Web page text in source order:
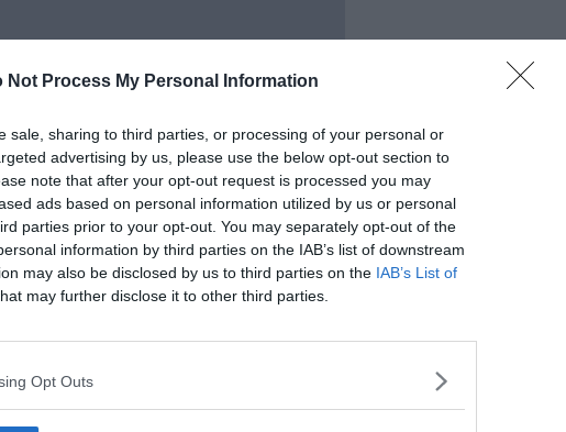
Not Process My Personal Information
sale, sharing to third parties, or processing of your personal or
advertising by us, please use the below opt-out section to
note that after your opt-out request is processed you may
ads based on personal information utilized by us or personal
parties prior to your opt-out. You may separately opt-out of the
information by third parties on the IAB’s list of downstream
may also be disclosed by us to third parties on the IAB’s List of
may further disclose it to other third parties.
Opt Outs
e Cina